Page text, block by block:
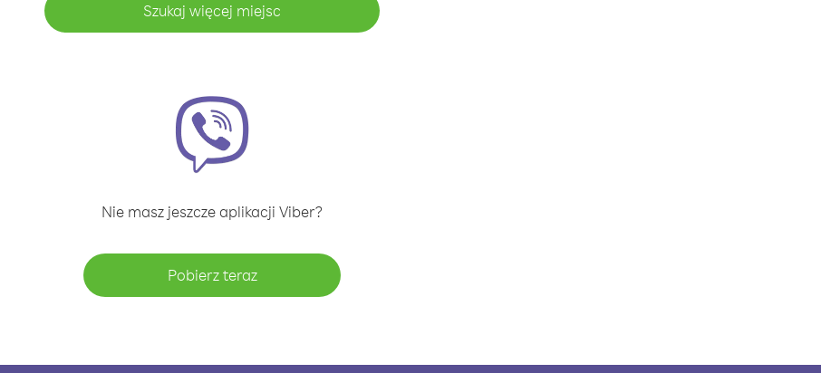
Szukaj więcej miejsc
Nie masz jeszcze aplikacji Viber?
Pobierz teraz